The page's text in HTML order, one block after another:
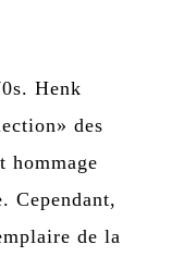
Henk
des
hommage
Cependant,
de la